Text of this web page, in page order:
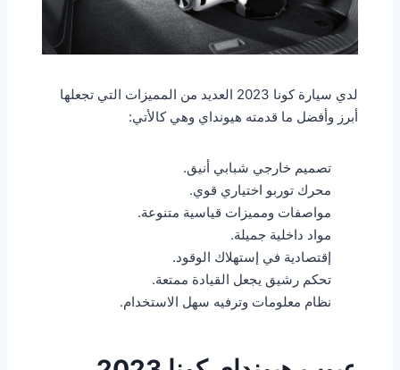
لدي سيارة كونا 2023 العديد من المميزات التي تجعلها
أبرز وأفضل ما قدمته هيونداي وهي كالأتي:
تصميم خارجي شبابي أنيق.
محرك توربو اختياري قوي.
مواصفات ومميزات قياسية متنوعة.
مواد داخلية جميلة.
إقتصادية في إستهلاك الوقود.
تحكم رشيق يجعل القيادة ممتعة.
نظام معلومات وترفيه سهل الاستخدام.